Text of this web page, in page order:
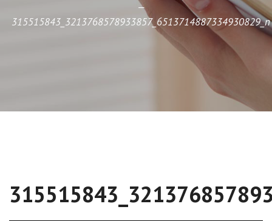
—
315515843_3213768578933857_6513714887334930829_n